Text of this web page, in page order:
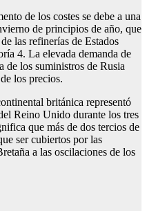
de los costes se debe a una
de principios de año, que
las refinerías de Estados
4. La elevada demanda de
de los suministros de Rusia
los precios.
británica representó
Reino Unido durante los tres
que más de dos tercios de
ser cubiertos por las
a las oscilaciones de los